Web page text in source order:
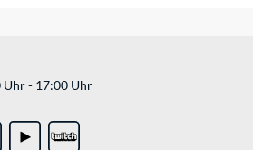
Uhr - 17:00 Uhr